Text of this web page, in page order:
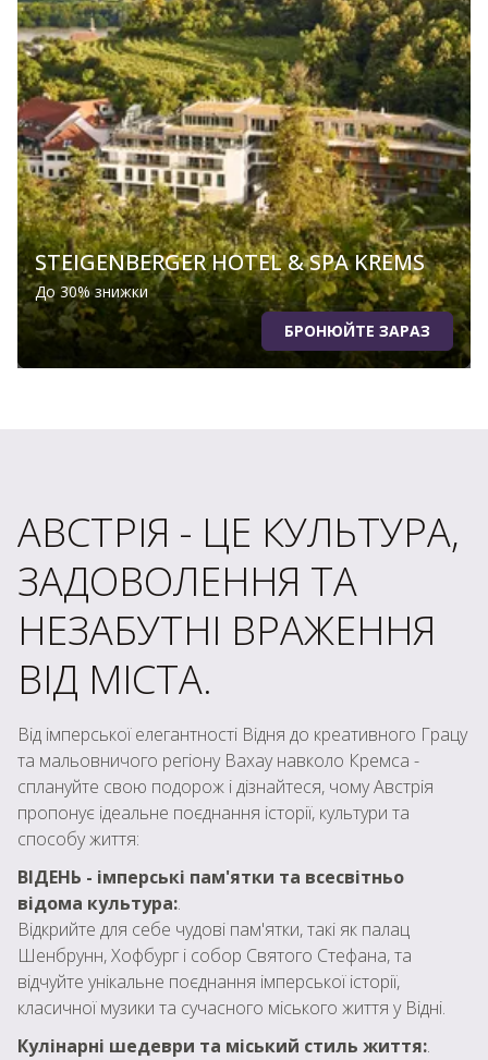
STEIGENBERGER HOTEL & SPA KREMS
До 30% знижки
БРОНЮЙТЕ ЗАРАЗ
АВСТРІЯ - ЦЕ КУЛЬТУРА,
ЗАДОВОЛЕННЯ ТА
НЕЗАБУТНІ ВРАЖЕННЯ
ВІД МІСТА.
Від імперської елегантності Відня до креативного Грацу
та мальовничого регіону Вахау навколо Кремса -
сплануйте свою подорож і дізнайтеся, чому Австрія
пропонує ідеальне поєднання історії, культури та
способу життя:
ВІДЕНЬ - імперські пам'ятки та всесвітньо
відома культура:.
Відкрийте для себе чудові пам'ятки, такі як палац
Шенбрунн, Хофбург і собор Святого Стефана, та
відчуйте унікальне поєднання імперської історії,
класичної музики та сучасного міського життя у Відні.
Кулінарні шедеври та міський стиль життя:.